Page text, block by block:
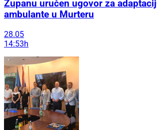
Županu uručen ugovor za
ambulante u Murteru
28.05
14:53h